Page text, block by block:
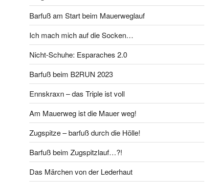
Barfuß am Start beim Mauerweglauf
Ich mach mich auf die Socken…
Nicht-Schuhe: Esparaches 2.0
Barfuß beim B2RUN 2023
Ennskraxn – das Triple ist voll
Am Mauerweg ist die Mauer weg!
Zugspitze – barfuß durch die Hölle!
Barfuß beim Zugspitzlauf…?!
Das Märchen von der Lederhaut